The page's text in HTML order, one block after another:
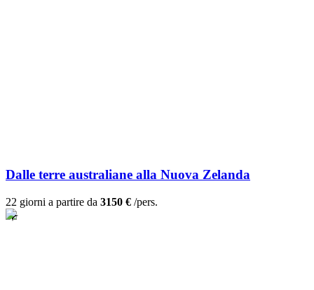
Dalle terre australiane alla Nuova Zelanda
22 giorni a partire da 3150 € /pers.